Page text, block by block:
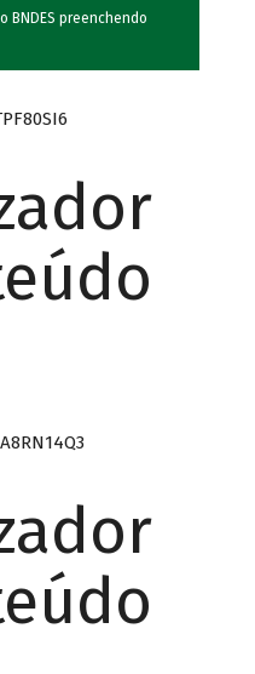
BNDES preenchendo